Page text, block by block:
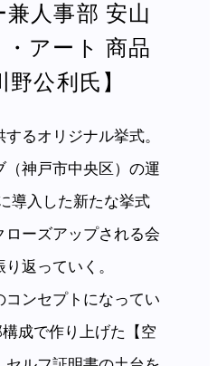
人事部 安山
アート 商品
野公利氏】
るオリジナル挙式。
（神戸市中央区）の運
導入した新たな挙式
ローズアップされる会
返っていく。
コンセプトになってい
成で作り上げた【空